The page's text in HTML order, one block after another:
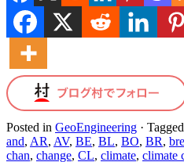
Posted in GeoEngineering · Tagged
and, AR, AV, BE, BL, BO, BR,
chan, change, CL, climate, climate